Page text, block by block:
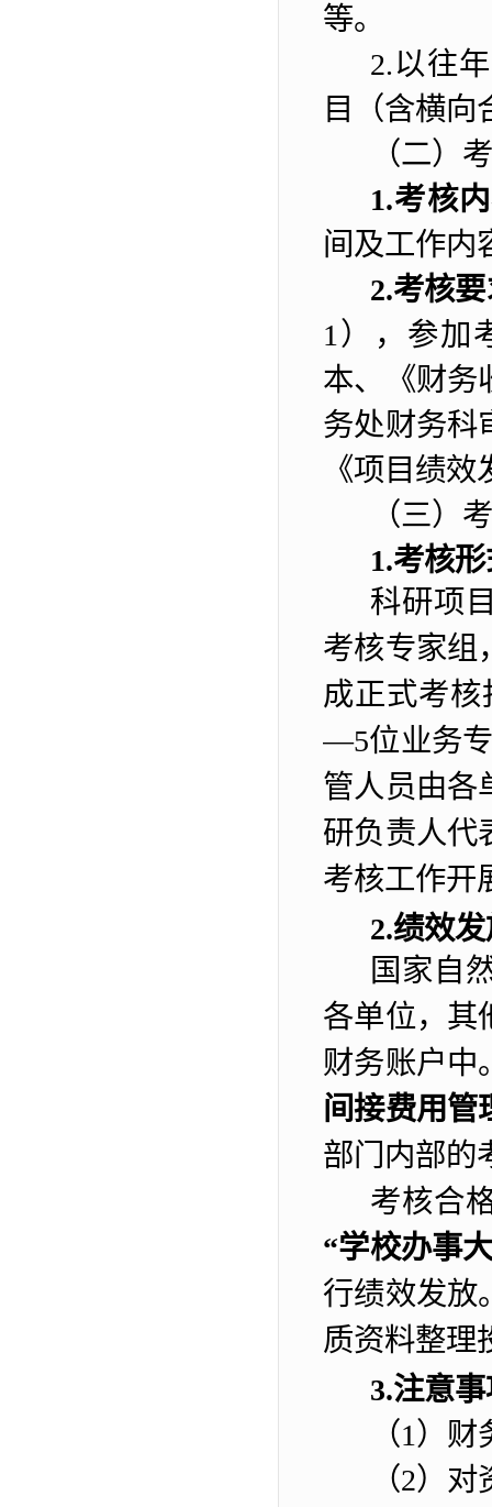
等。
2.以往
目
（含横向
（二）
1.考核
间 及工作内
2.考核
1 ），参加
本、《财务
务处财务科
《项目绩
（三）
1.考核
科研项
考核专家组
成正式考核
—5位业务
管人员由各
研负责人代
考核工作开
2.绩效
国家自
各单位，其
财务账户中
间接费用管
部门内部的
考核合
“学校办事
行绩效发放
质资料整理
3.注意
（1 ） 财
（2） 对